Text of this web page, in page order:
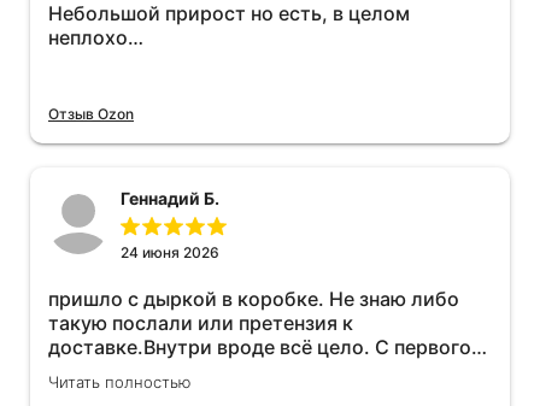
Небольшой прирост но есть, в целом
неплохо…
Отзыв Ozon
Геннадий Б.
24 июня 2026
пришло с дыркой в коробке. Не знаю либо
такую послали или претензия к
доставке.Внутри вроде всё цело. С первого
раза установить не получается не знаю
может интернет дурит. Четыре звёзды за
Читать полностью